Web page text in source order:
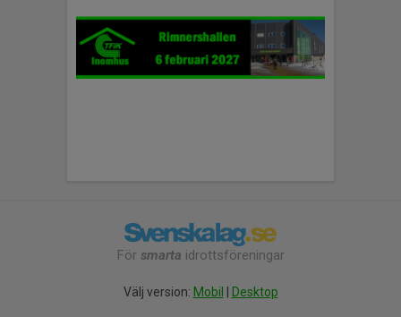
För smarta idrottsföreningar
Välj version: Mobil Desktop